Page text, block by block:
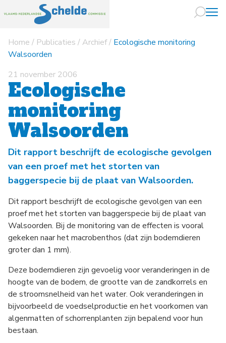
Naar
Home / Publicaties /Archief/ Ecologische monitoring
Walsoorden
21 november 2006
Ecologische
monitoring
Walsoorden
Dit rapport beschrijft de ecologische gevolgen
van een proef met het storten van
baggerspecie bij de plaat van Walsoorden.
Dit rapport beschrijft de ecologische gevolgen van een
proef met het storten van baggerspecie bij de plaat van
Walsoorden. Bij de monitoring van de effecten is vooral
gekeken naar het macrobenthos (dat zijn bodemdieren
groter dan 1 mm).
Deze bodemdieren zijn gevoelig voor veranderingen in de
hoogte van de bodem, de grootte van de zandkorrels en
de stroomsnelheid van het water. Ook veranderingen in
bijvoorbeeld de voedselproductie en het voorkomen van
algenmatten of schorrenplanten zijn bepalend voor hun
bestaan.